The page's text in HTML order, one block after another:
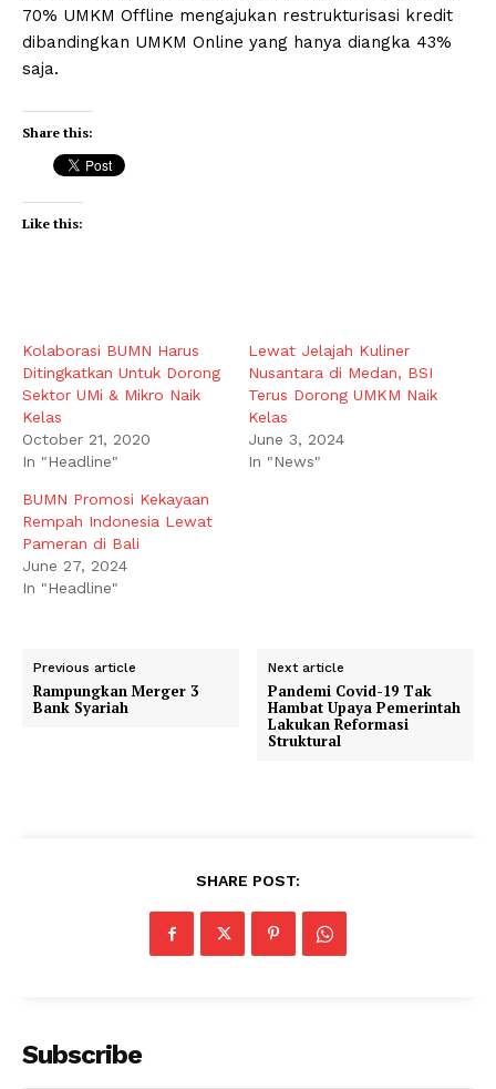
70% UMKM Offline mengajukan restrukturisasi kredit
dibandingkan UMKM Online yang hanya diangka 43%
saja.
Share this:
Like this:
Kolaborasi BUMN Harus
Ditingkatkan Untuk Dorong
Sektor UMi & Mikro Naik
Kelas
October 21, 2020
In "Headline"
Lewat Jelajah Kuliner
Nusantara di Medan, BSI
Terus Dorong UMKM Naik
Kelas
June 3, 2024
In "News"
BUMN Promosi Kekayaan
Rempah Indonesia Lewat
Pameran di Bali
June 27, 2024
In "Headline"
Previous article
Rampungkan Merger 3
Bank Syariah
Next article
Pandemi Covid-19 Tak
Hambat Upaya Pemerintah
Lakukan Reformasi
Struktural
SHARE POST:
Subscribe